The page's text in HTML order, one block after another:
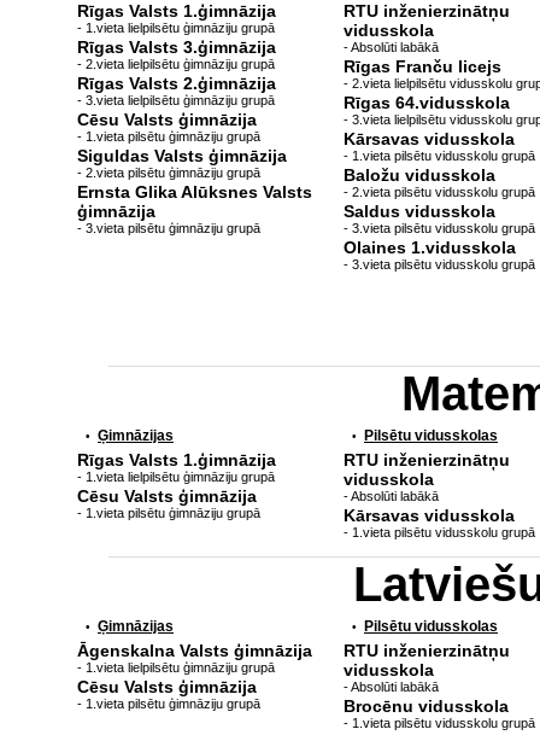
Rīgas Valsts 1.ģimnāzija
- 1.vieta lielpilsētu ģimnāziju grupā
Rīgas Valsts 3.ģimnāzija
- 2.vieta lielpilsētu ģimnāziju grupā
Rīgas Valsts 2.ģimnāzija
- 3.vieta lielpilsētu ģimnāziju grupā
Cēsu Valsts ģimnāzija
- 1.vieta pilsētu ģimnāziju grupā
Siguldas Valsts ģimnāzija
- 2.vieta pilsētu ģimnāziju grupā
Ernsta Glika Alūksnes Valsts
ģimnāzija
- 3.vieta pilsētu ģimnāziju grupā
RTU inženierzinātņu
vidusskola
- Absolūti labākā
Rīgas Franču licejs
- 2.vieta lielpilsētu vidusskolu
Rīgas 64.vidusskola
- 3.vieta lielpilsētu vidusskolu
Kārsavas vidusskola
- 1.vieta pilsētu vidusskolu grupā
Baložu vidusskola
- 2.vieta pilsētu vidusskolu grupā
Saldus vidusskola
- 3.vieta pilsētu vidusskolu grupā
Olaines 1.vidusskola
- 3.vieta pilsētu vidusskolu grupā
• Ģimnāzijas
Rīgas Valsts 1.ģimnāzija
- 1.vieta lielpilsētu ģimnāziju grupā
Cēsu Valsts ģimnāzija
- 1.vieta pilsētu ģimnāziju grupā
• Pilsētu vidusskolas
RTU inženierzinātņu
vidusskola
- Absolūti labākā
Kārsavas vidusskola
- 1.vieta pilsētu vidusskolu grupā
• Ģimnāzijas
Āgenskalna Valsts ģimnāzija
- 1.vieta lielpilsētu ģimnāziju grupā
Cēsu Valsts ģimnāzija
- 1.vieta pilsētu ģimnāziju grupā
• Pilsētu vidusskolas
RTU inženierzinātņu
vidusskola
- Absolūti labākā
Brocēnu vidusskola
- 1.vieta pilsētu vidusskolu grupā